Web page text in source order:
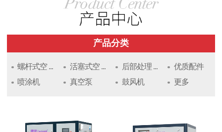
产品分类
螺杆式空 ... 活塞式空 ... 后部处理 ...
优质配件
喷涂机
真空泵 鼓风机 更多